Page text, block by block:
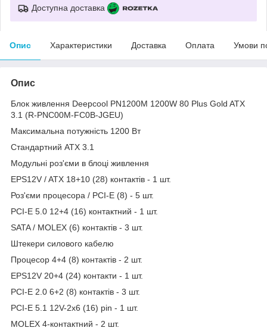
Доступна доставка
Опис Характеристики Доставка Оплата Умови
Опис
Блок живлення Deepcool PN1200M 1200W 80 Plus Gold ATX
3.1 (R-PNC00M-FC0B-JGEU)
Максимальна потужність 1200 Вт
Стандартний ATX 3.1
Модульні роз'єми в блоці живлення
EPS12V / ATX 18+10 (28) контактів - 1 шт.
Роз'єми процесора / PCI-E (8) - 5 шт.
PCI-E 5.0 12+4 (16) контактний - 1 шт.
SATA / MOLEX (6) контактів - 3 шт.
Штекери силового кабелю
Процесор 4+4 (8) контактів - 2 шт.
EPS12V 20+4 (24) контакти - 1 шт.
PCI-E 2.0 6+2 (8) контактів - 3 шт.
PCI-E 5.1 ​​12V-2x6 (16) pin - 1 шт.
MOLEX 4-контактний - 2 шт.